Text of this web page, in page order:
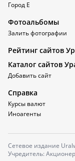
Город Е
Фотоальбомы
Залить фотографии
Рейтинг сайтов
Каталог сайтов
Добавить сайт
Справка
Курсы валют
Иноагенты
Сетевое издание
Учредитель: